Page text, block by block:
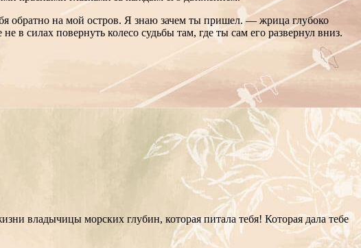
обратно на мой остров. Я знаю зачем ты пришел. — жрица глубоко
в силах повернуть колесо судьбы там, где ты сам его развернул вниз.
владычицы морских глубин, которая питала тебя! Которая дала тебе